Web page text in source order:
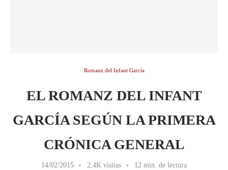
Romanz del Infant García
EL ROMANZ DEL INFANT
GARCÍA SEGÚN LA PRIMERA
CRÓNICA GENERAL
14/02/2015 2,4K visitas 12 min. de lectura